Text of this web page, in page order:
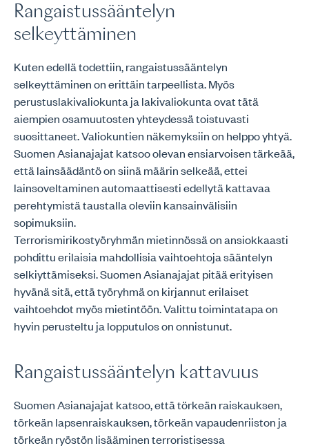
Rangaistussääntelyn
selkeyttäminen
Kuten edellä todettiin, rangaistussääntelyn
selkeyttäminen on erittäin tarpeellista. Myös
perustuslakivaliokunta ja lakivaliokunta ovat tätä
aiempien osamuutosten yhteydessä toistuvasti
suosittaneet. Valiokuntien näkemyksiin on helppo yhtyä.
Suomen Asianajajat katsoo olevan ensiarvoisen tärkeää,
että lainsäädäntö on siinä määrin selkeää, ettei
lainsoveltaminen automaattisesti edellytä kattavaa
perehtymistä taustalla oleviin kansainvälisiin
sopimuksiin.
Terrorismirikostyöryhmän mietinnössä on ansiokkaasti
pohdittu erilaisia mahdollisia vaihtoehtoja sääntelyn
selkiyttämiseksi. Suomen Asianajajat pitää erityisen
hyvänä sitä, että työryhmä on kirjannut erilaiset
vaihtoehdot myös mietintöön. Valittu toimintatapa on
hyvin perusteltu ja lopputulos on onnistunut.
Rangaistussääntelyn kattavuus
Suomen Asianajajat katsoo, että törkeän raiskauksen,
törkeän lapsenraiskauksen, törkeän vapaudenriiston ja
törkeän ryöstön lisääminen terroristisessa